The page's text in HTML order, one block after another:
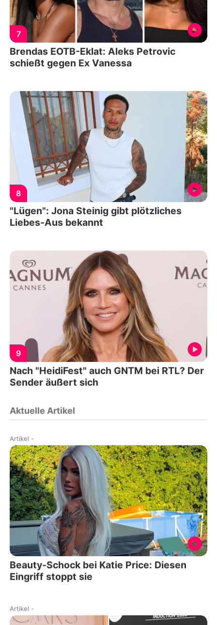
7
Brendas EOTB-Eklat: Aleks Petrovic
schießt gegen Ex Vanessa
8
"Lügen": Jona Steinig gibt plötzliches
Liebes-Aus bekannt
9
Nach "HeidiFest" auch GNTM bei RTL? Der
Sender äußert sich
Aktuelle Artikel
Artikel -
Beauty-Schock bei Katie Price: Diesen
Eingriff stoppt sie
Artikel -